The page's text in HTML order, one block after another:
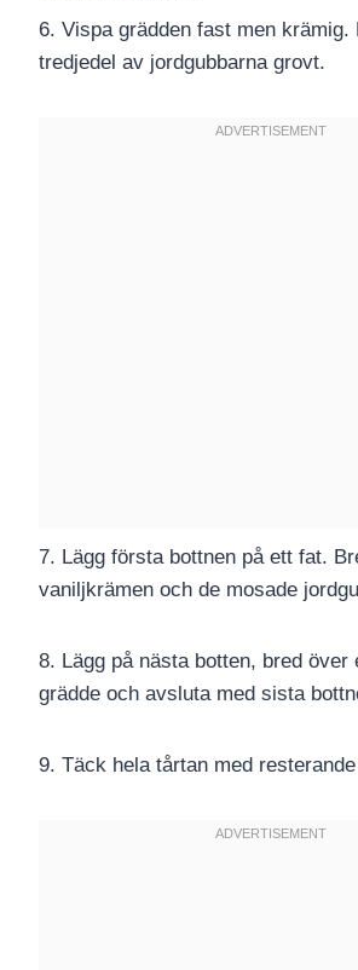
6. Vispa grädden fast men krämig.
tredjedel av jordgubbarna grovt.
7. Lägg första bottnen på ett fat.
vaniljkrämen och de mosade
8. Lägg på nästa botten, bred över
grädde och avsluta med sista
9. Täck hela tårtan med